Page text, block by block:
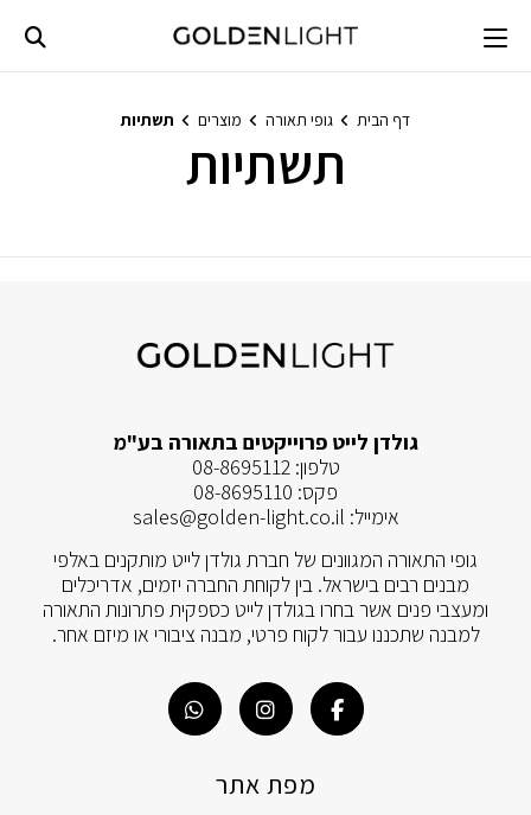
content
דף הבית גופי תאורה מוצרים תשתיות
תשתיות
גולדן לייט פרוייקטים בתאורה בע"מ
טלפון:08-8695112
פקס: 08-8695110
אימייל: sales@golden-light.co.il
גופי התאורה המגוונים של חברת גולדן לייט מותקנים באלפי
מבנים רבים בישראל. בין לקוחת החברה יזמים, אדריכלים
ומעצבי פנים אשר בחרו בגולדן לייט כספקית פתרונות התאורה
למבנה שתכננו עבור לקוח פרטי, מבנה ציבורי או מיזם אחר.
מפת אתר